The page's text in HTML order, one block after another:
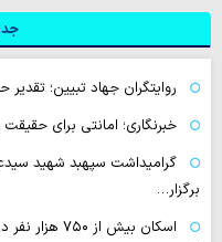
روایتگران جهاد تبیین؛
خبرنگاری؛ امانتی برای
گرامیداشت سپهبد شهید
برگزار…
اسکان بیش